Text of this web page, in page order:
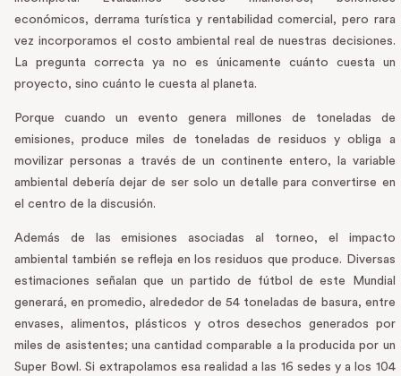
económicos, derrama turística y rentabilidad comercial, pero rara
vez incorporamos el costo ambiental real de nuestras decisiones.
La pregunta correcta ya no es únicamente cuánto cuesta un
proyecto, sino cuánto le cuesta al planeta.
Porque cuando un evento genera millones de toneladas de
emisiones, produce miles de toneladas de residuos y obliga a
movilizar personas a través de un continente entero, la variable
ambiental debería dejar de ser solo un detalle para convertirse en
el centro de la discusión.
Además de las emisiones asociadas al torneo, el impacto
ambiental también se refleja en los residuos que produce. Diversas
estimaciones señalan que un partido de fútbol de este Mundial
generará, en promedio, alrededor de 54 toneladas de basura, entre
envases, alimentos, plásticos y otros desechos generados por
miles de asistentes; una cantidad comparable a la producida por un
Super Bowl. Si extrapolamos esa realidad a las 16 sedes y a los 104